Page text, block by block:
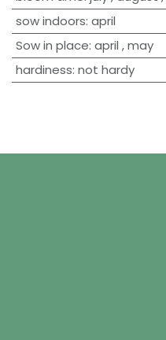
sow indoors: april
Sow in place: april ,may
hardiness: not hardy